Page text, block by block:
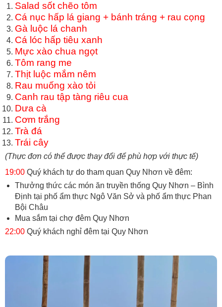
Salad sốt chẽo tôm
Cá nục hấp lá giang + bánh tráng + rau cọng
Gà luộc lá chanh
Cá lóc hấp tiêu xanh
Mực xào chua ngọt
Tôm rang me
Thịt luộc mắm nêm
Rau muống xào tỏi
Canh rau tập tàng riêu cua
Dưa cà
Cơm trắng
Trà đá
Trái cây
(Thực đơn có thể được thay đổi để phù hợp với thực tế)
19:00 Quý khách tự do tham quan Quy Nhơn về đêm:
Thưởng thức các món ăn truyền thống Quy Nhơn – Bình
Định tại phố ẩm thực Ngô Văn Sở và phố ẩm thực Phan
Bội Châu
Mua sắm tại chợ đêm Quy Nhơn
22:00 Quý khách nghỉ đêm tại Quy Nhơn